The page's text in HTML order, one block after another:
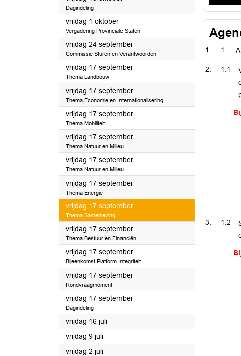
Dagindeling
vrijdag 1 oktober2021
Vergadering Provinciale Staten
vrijdag 24 september2021
Commissie Sturen en Verantwoorden
vrijdag 17 september2021
Thema Landbouw
vrijdag 17 september2021
Thema Economie en Internationalisering
vrijdag 17 september2021
Thema Mobiliteit
vrijdag 17 september2021
Thema Natuur en Milieu
vrijdag 17 september2021
Thema Natuur en Milieu
vrijdag 17 september2021
Thema Energie
vrijdag 17 september2021
Thema Samenleving
vrijdag 17 september2021
Thema Bestuur en Financiën
vrijdag 17 september2021
Bijeenkomst Platform Integriteit
vrijdag 17 september2021
Rondvraagmoment
vrijdag 17 september2021
Dagindeling
vrijdag 16 juli2021
vrijdag 9 juli2021
vrijdag 2 juli2021
1
1.1
1.2